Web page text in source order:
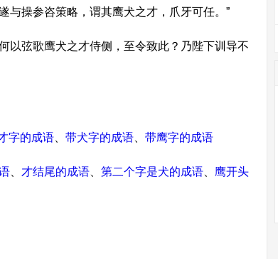
与操参咨策略，谓其鹰犬之才，爪牙可任。”
以弦歌鹰犬之才侍侧，至令致此？乃陛下训导不
字的成语 带犬字的成语 带鹰字的成语
才结尾的成语 第二个字是犬的成语
鹰开头